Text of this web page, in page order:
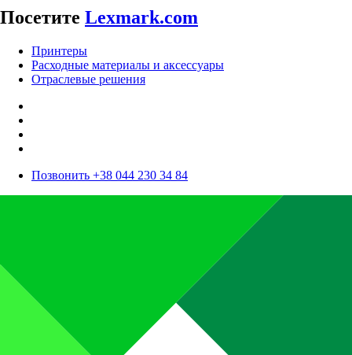
Посетите Lexmark.com
Принтеры
Расходные материалы и аксессуары
Отраслевые решения
Позвонить +38 044 230 34 84